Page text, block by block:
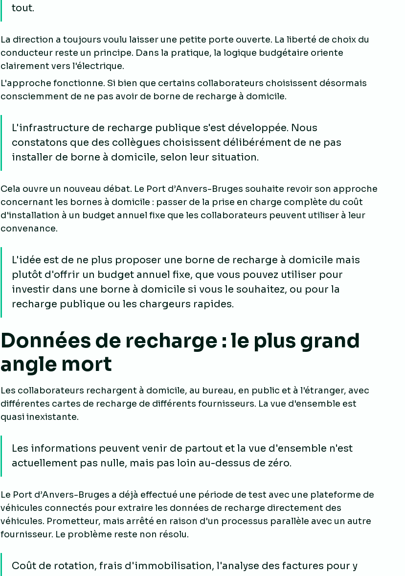
tout.
La direction a toujours voulu laisser une petite porte ouverte. La liberté de choix du
conducteur reste un principe. Dans la pratique, la logique budgétaire oriente
clairement vers l'électrique.
L'approche fonctionne. Si bien que certains collaborateurs choisissent désormais
consciemment de ne pas avoir de borne de recharge à domicile.
L'infrastructure de recharge publique s'est développée. Nous
constatons que des collègues choisissent délibérément de ne pas
installer de borne à domicile, selon leur situation.
Cela ouvre un nouveau débat. Le Port d’Anvers-Bruges souhaite revoir son approche
concernant les bornes à domicile : passer de la prise en charge complète du coût
d'installation à un budget annuel fixe que les collaborateurs peuvent utiliser à leur
convenance.
L'idée est de ne plus proposer une borne de recharge à domicile mais
plutôt d'offrir un budget annuel fixe, que vous pouvez utiliser pour
investir dans une borne à domicile si vous le souhaitez, ou pour la
recharge publique ou les chargeurs rapides.
Données de recharge : le plus grand
angle mort
Les collaborateurs rechargent à domicile, au bureau, en public et à l'étranger, avec
différentes cartes de recharge de différents fournisseurs. La vue d'ensemble est
quasi inexistante.
Les informations peuvent venir de partout et la vue d'ensemble n'est
actuellement pas nulle, mais pas loin au-dessus de zéro.
Le Port d’Anvers-Bruges a déjà effectué une période de test avec une plateforme de
véhicules connectés pour extraire les données de recharge directement des
véhicules. Prometteur, mais arrêté en raison d'un processus parallèle avec un autre
fournisseur. Le problème reste non résolu.
Coût de rotation, frais d'immobilisation, l'analyse des factures pour y